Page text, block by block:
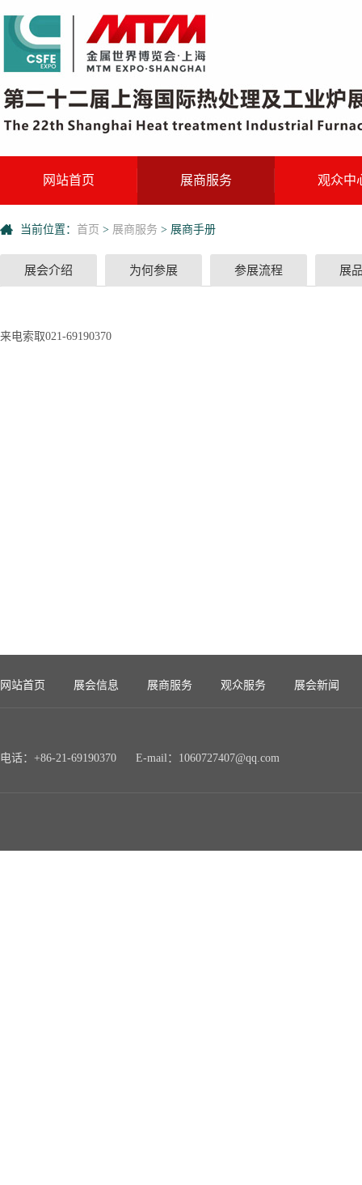
网站首页 展商服务 观众中
当前位置： 首页 > 展商服务 > 展商手册
展会介绍 为何参展 参展流程 展
来电索取021-69190370
网站首页 展会信息 展商服务 观众服务 展会新闻
电话：+86-21-69190370 E-mail：1060727407@qq.com